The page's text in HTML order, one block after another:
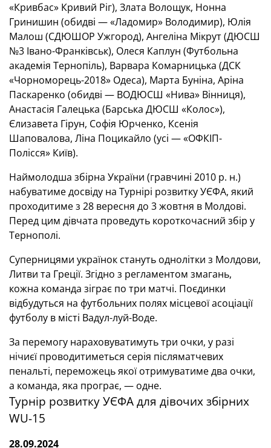
«Кривбас» Кривий Ріг), Злата Волощук, Нонна
Гринишин (обидві — «Ладомир» Володимир), Юлія
Малош (СДЮШОР Ужгород), Ангеліна Мікрут (ДЮСШ
№3 Івано-Франківськ), Олеся Каплун (Футбольна
академія Тернопіль), Варвара Комарницька (ДСК
«Чорноморець-2018» Одеса), Марта Буніна, Аріна
Паскаренко (обидві — ВОДЮСШ «Нива» Вінниця),
Анастасія Галецька (Барська ДЮСШ «Колос»),
Єлизавета Гірун, Софія Юрченко, Ксенія
Шаповалова, Ліна Поцикайло (усі — «ОФКІП-
Полісся» Київ).
Наймолодша збірна України (гравчині 2010 р. н.)
набуватиме досвіду на Турнірі розвитку УЄФА, який
проходитиме з 28 вересня до 3 жовтня в Молдові.
Перед цим дівчата проведуть короткочасний збір у
Тернополі.
Суперницями українок стануть однолітки з Молдови,
Литви та Греції. Згідно з регламентом змагань,
кожна команда зіграє по три матчі. Поєдинки
відбудуться на футбольних полях місцевої асоціації
футболу в місті Вадул-луй-Воде.
За перемогу нараховуватимуть три очки, у разі
нічиєї проводитиметься серія післяматчевих
пенальті, переможець якої отримуватиме два очки,
а команда, яка програє, — одне.
Турнір розвитку УЄФА для дівочих збірних
WU-15
28.09.2024